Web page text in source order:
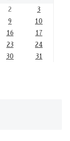
2
3
9
10
16
17
23
24
30 31